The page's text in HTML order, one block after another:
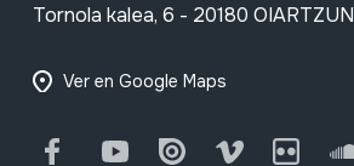
Tornola kalea, 6 - 20180 OIARTZUN
Ver en Google Maps
FacebookYoutube Issuu Vimeo Flickr